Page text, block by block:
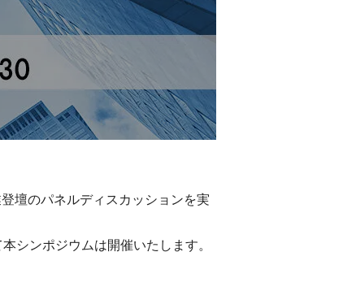
壇のパネルディスカッションを実
シンポジウムは開催いたします。